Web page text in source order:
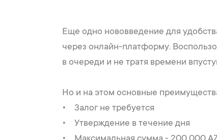
Еще одно нововведение для
через онлайн-платформу.
в очереди и не тратя времени
Но и на этом основные
• Залог не требуется
• Утверждение в течение дня